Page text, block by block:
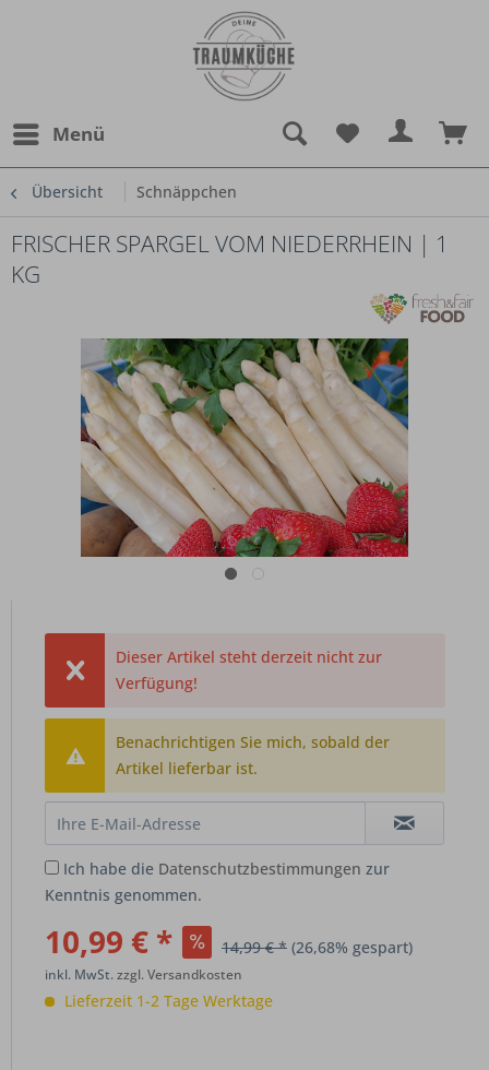
Menü
Übersicht Schnäppchen
FRISCHER SPARGEL VOM NIEDERRHEIN | 1
KG
Dieser Artikel steht derzeit nicht zur
Verfügung!
Benachrichtigen Sie mich, sobald der
Artikel lieferbar ist.
Ich habe die Datenschutzbestimmungen zur
Kenntnis genommen.
10,99 € * 14,99 € * (26,68% gespart)
inkl. MwSt.zzgl. Versandkosten
Lieferzeit 1-2 Tage Werktage